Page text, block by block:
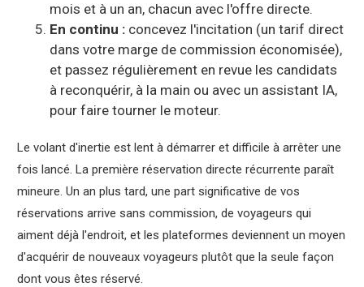
mois et à un an, chacun avec l'offre directe.
En continu :concevez l'incitation (un tarif direct
dans votre marge de commission économisée),
et passez régulièrement en revue les candidats
à reconquérir, à la main ou avec un assistant IA,
pour faire tourner le moteur.
Le volant d'inertie est lent à démarrer et difficile à arrêter une
fois lancé. La première réservation directe récurrente paraît
mineure. Un an plus tard, une part significative de vos
réservations arrive sans commission, de voyageurs qui
aiment déjà l'endroit, et les plateformes deviennent un moyen
d'acquérir de nouveaux voyageurs plutôt que la seule façon
dont vous êtes réservé.